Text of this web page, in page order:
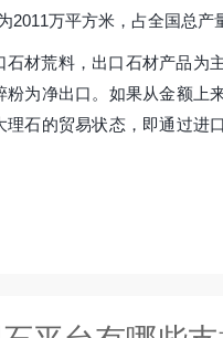
2011万平方米，占全国总产
材荒料，出口石材产品为
为净出口。如果从金额上
理石的贸易状态，即通过进